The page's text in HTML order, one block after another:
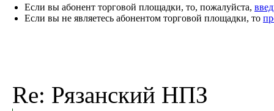
Если вы абонент торговой площадки, то, пожалуйста,
Если вы не являетесь абонентом торговой площадки, то
Re: Рязанский НПЗ